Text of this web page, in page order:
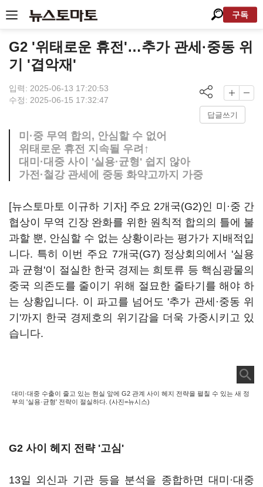
구독
G2 '위태로운 휴전'…추가 관세·중동 위
기 '겹악재'
입력: 2025-06-13 17:20:53
수정: 2025-06-15 17:32:47
답글쓰기
미·중 무역 합의, 안심할 수 없어
위태로운 휴전 지속될 우려↑
대미·대중 사이 '실용·균형' 쉽지 않아
가전·철강 관세에 중동 화약고까지 가중
[뉴스토마토 이규하 기자] 주요 2개국(G2)인 미·중 간
협상이 무역 긴장 완화를 위한 원칙적 합의의 틀에 불
과할 뿐, 안심할 수 없는 상황이라는 평가가 지배적입
니다. 특히 이번 주요 7개국(G7) 정상회의에서 '실용
과 균형'이 절실한 한국 경제는 희토류 등 핵심광물의
중국 의존도를 줄이기 위해 절묘한 줄타기를 해야 하
는 상황입니다. 이 파고를 넘어도 '추가 관세·중동 위
기'까지 한국 경제호의 위기감을 더욱 가중시키고 있
습니다.
대미·대중 수출이 줄고 있는 현실 앞에 G2 관계 사이 헤지 전략을 펼칠 수 있는 새 정
부의 '실용·균형' 전략이 절실하다. (사진=뉴시스)
G2 사이 헤지 전략 '고심'
13일 외신과 기관 등을 분석을 종합하면 대미·대중